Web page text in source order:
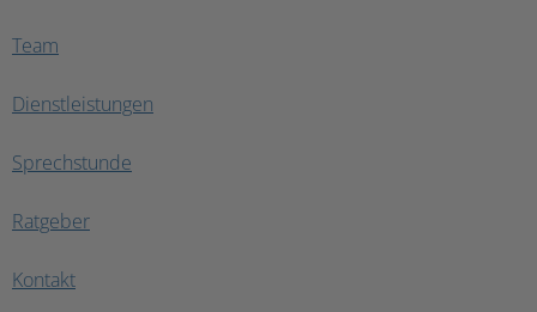
Team
Dienstleistungen
Sprechstunde
Ratgeber
Kontakt